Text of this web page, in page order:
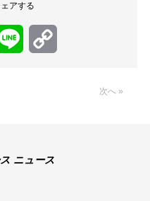
アする
Line
次へ »
ニュース